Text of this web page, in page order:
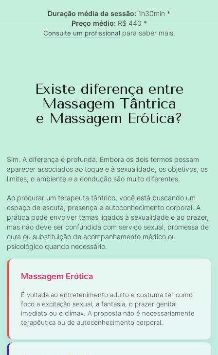
Duração média da sessão: 1h30min *
Preço médio: R$ 440 *
Consulte um profissionalpara saber mais.
Existe diferença entre
Massagem Tântrica
e Massagem Erótica?
Sim. A diferença é profunda. Embora os dois termos possam
aparecer associados ao toque e à sexualidade, os objetivos, os
limites, o ambiente e a condução são muito diferentes.
Ao procurar um terapeuta tântrico, você está buscando um
espaço de escuta, presença e autoconhecimento corporal. A
prática pode envolver temas ligados à sexualidade e ao prazer,
mas não deve ser confundida com serviço sexual, promessa de
cura ou substituição de acompanhamento médico ou
psicológico quando necessário.
Massagem Erótica
É voltada ao entretenimento adulto e costuma ter como
foco a excitação sexual, a fantasia, o prazer genital
imediato ou o clímax. A proposta não é necessariamente
terapêutica ou de autoconhecimento corporal.